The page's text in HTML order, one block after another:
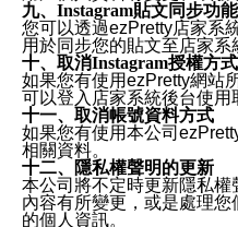
九、Instagram貼文同步功能
您可以透過ezPretty店家系
用於同步您的貼文至店家系
十、取消Instagram授權方式
如果您有使用ezPretty網站
可以登入店家系統後台使用
十一、取消帳號資料方式
如果您有使用本公司
相關資料。
十二、隱私權聲明的更新
本公司將不定時更新隱私
內容有所變更，或是處理
的個人資訊。